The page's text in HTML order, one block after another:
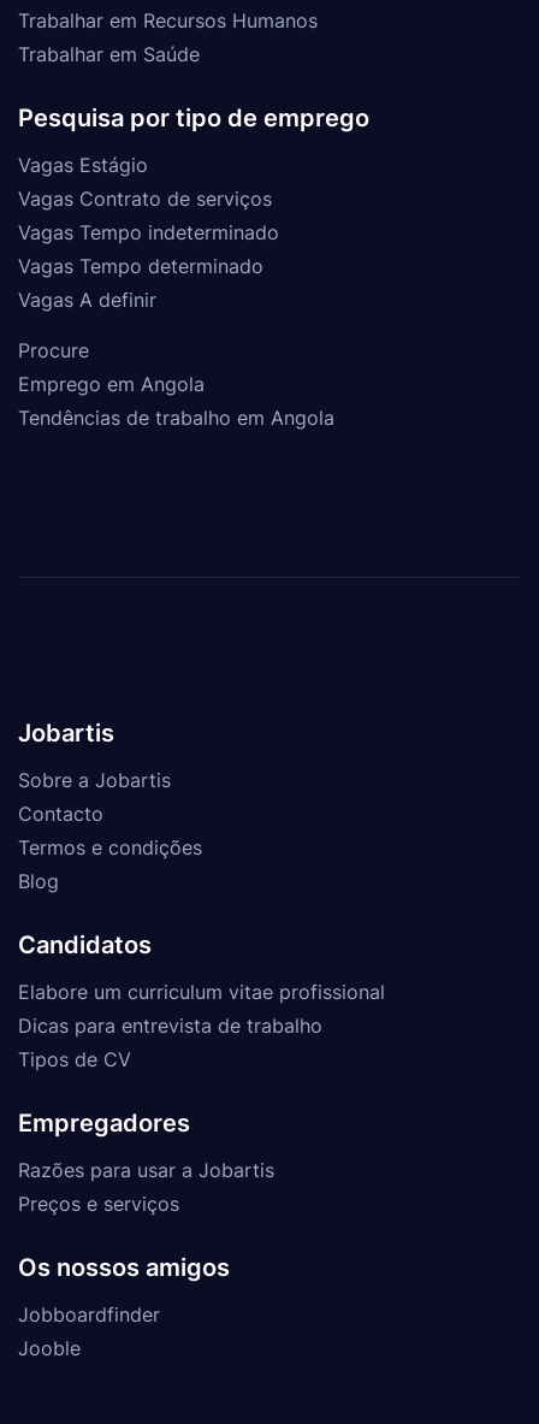
Trabalhar em Recursos Humanos
Trabalhar em Saúde
Pesquisa por tipo de emprego
Vagas Estágio
Vagas Contrato de serviços
Vagas Tempo indeterminado
Vagas Tempo determinado
Vagas A definir
Procure
Emprego em Angola
Tendências de trabalho em Angola
Jobartis
Sobre a Jobartis
Contacto
Termos e condições
Blog
Candidatos
Elabore um curriculum vitae profissional
Dicas para entrevista de trabalho
Tipos de CV
Empregadores
Razões para usar a Jobartis
Preços e serviços
Os nossos amigos
Jobboardfinder
Jooble